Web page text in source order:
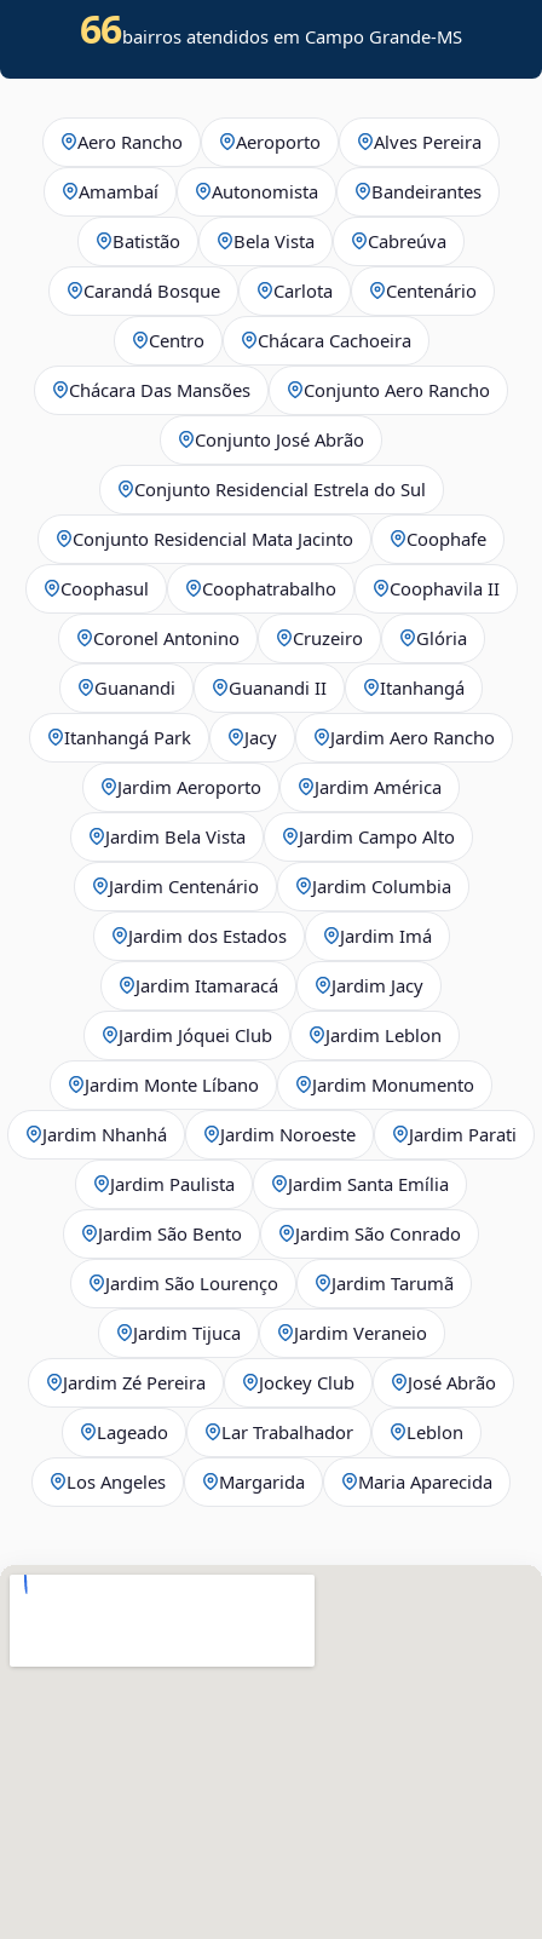
66bairros atendidos em Campo Grande-MS
Aero Rancho Aeroporto Alves Pereira
Amambaí Autonomista Bandeirantes
Batistão Bela Vista Cabreúva
Carandá Bosque Carlota Centenário
Centro Chácara Cachoeira
Chácara Das Mansões Conjunto Aero Rancho
Conjunto José Abrão
Conjunto Residencial Estrela do Sul
Conjunto Residencial Mata Jacinto Coophafe
Coophasul Coophatrabalho Coophavila II
Coronel Antonino Cruzeiro Glória
Guanandi Guanandi II Itanhangá
Itanhangá Park Jacy Jardim Aero Rancho
Jardim Aeroporto Jardim América
Jardim Bela Vista Jardim Campo Alto
Jardim Centenário Jardim Columbia
Jardim dos Estados Jardim Imá
Jardim Itamaracá Jardim Jacy
Jardim Jóquei Club Jardim Leblon
Jardim Monte Líbano Jardim Monumento
Jardim Nhanhá Jardim Noroeste Jardim Parati
Jardim Paulista Jardim Santa Emília
Jardim São Bento Jardim São Conrado
Jardim São Lourenço Jardim Tarumã
Jardim Tijuca Jardim Veraneio
Jardim Zé Pereira Jockey Club José Abrão
Lageado Lar Trabalhador Leblon
Los Angeles Margarida Maria Aparecida